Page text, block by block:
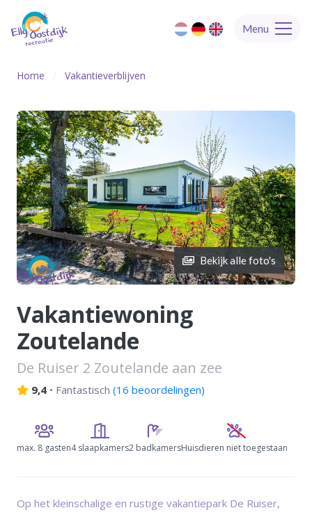
Menu
Home Vakantieverblijven
Bekijk alle foto's
Vakantiewoning
Zoutelande
De Ruiser 2 Zoutelande aan zee
9,4 • Fantastisch (16 beoordelingen)
max. 8 gasten4 slaapkamers2 badkamersHuisdieren niet toegestaan
Op het kleinschalige en rustige vakantiepark De Ruiser,